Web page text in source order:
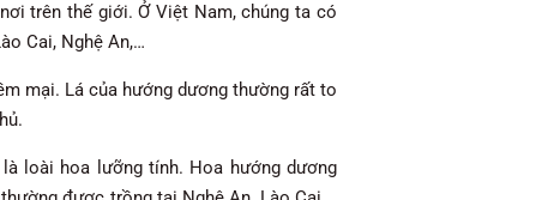
trên thế giới. Ở Việt Nam, chúng ta có
Cai, Nghệ An,…
mại. Lá của hướng dương thường rất to
loài hoa lưỡng tính. Hoa hướng dương